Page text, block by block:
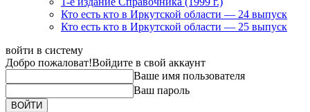
Кто есть кто в Иркутской области — 24 выпуск
Кто есть кто в Иркутской области — 25 выпуск
войти в систему
Добро пожаловат!Войдите в свой аккаунт
Ваше имя пользователя
Ваш пароль